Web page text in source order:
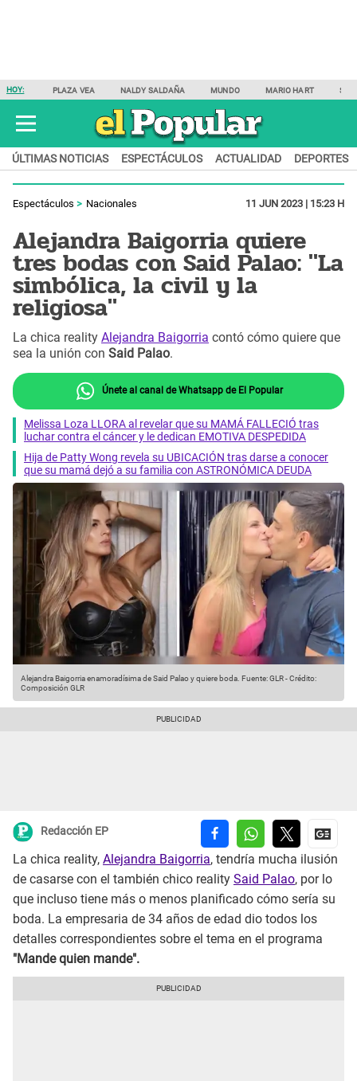
HOY: PLAZA VEA NALDY SALDAÑA MUNDO MARIO HART
ÚLTIMAS NOTICIAS ESPECTÁCULOS ACTUALIDAD DEPORTES
Espectáculos Nacionales 11 JUN 2023 | 15:23 H
Alejandra Baigorria quiere
tres bodas con Said Palao: "La
simbólica, la civil y la
religiosa"
La chica reality Alejandra Baigorria contó cómo quiere que
sea la unión con Said Palao.
Únete al canal de Whatsapp de El Popular
Melissa Loza LLORA al revelar que su MAMÁ FALLECIÓ tras
luchar contra el cáncer y le dedican EMOTIVA DESPEDIDA
Hija de Patty Wong revela su UBICACIÓN tras darse a conocer
que su mamá dejó a su familia con ASTRONÓMICA DEUDA
Alejandra Baigorria enamoradísima de Said Palao y quiere boda. Fuente: GLR-Crédito:
Composición GLR
Redacción EP
La chica reality, Alejandra Baigorria, tendría mucha ilusión
de casarse con el también chico reality Said Palao, por lo
que incluso tiene más o menos planificado cómo sería su
boda. La empresaria de 34 años de edad dio todos los
detalles correspondientes sobre el tema en el programa
"Mande quien mande".